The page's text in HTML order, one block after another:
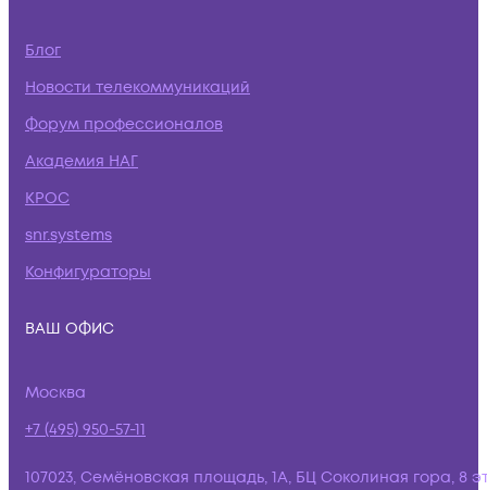
Блог
Новости телекоммуникаций
Форум профессионалов
Академия НАГ
КРОС
snr.systems
Конфигураторы
ВАШ ОФИС
Москва
+7 (495) 950-57-11
107023, Семёновская площадь, 1А, БЦ Соколиная гора, 8